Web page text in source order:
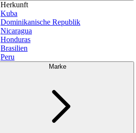
Herkunft
Kuba
Dominikanische Republik
Nicaragua
Honduras
Brasilien
Peru
Marke